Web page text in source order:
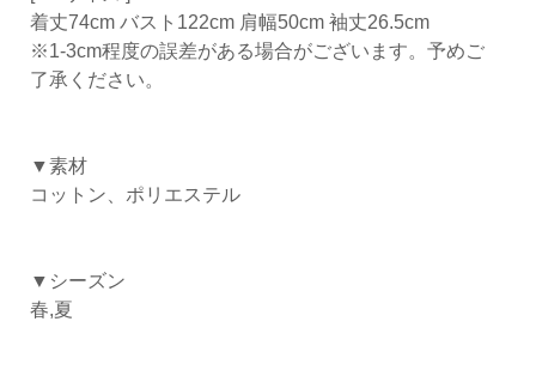
着丈74cm バスト122cm 肩幅50cm 袖丈26.5cm
※1-3cm程度の誤差がある場合がございます。予めご
了承ください。
▼素材
コットン、ポリエステル
▼シーズン
春,夏